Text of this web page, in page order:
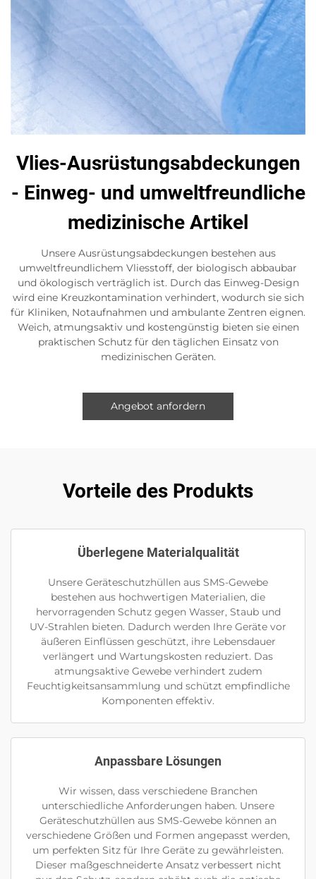
Vlies-Ausrüstungsabdeckungen
- Einweg- und umweltfreundliche
medizinische Artikel
Unsere Ausrüstungsabdeckungen bestehen aus
umweltfreundlichem Vliesstoff, der biologisch abbaubar
und ökologisch verträglich ist. Durch das Einweg-Design
wird eine Kreuzkontamination verhindert, wodurch sie sich
für Kliniken, Notaufnahmen und ambulante Zentren eignen.
Weich, atmungsaktiv und kostengünstig bieten sie einen
praktischen Schutz für den täglichen Einsatz von
medizinischen Geräten.
Angebot anfordern
Vorteile des Produkts
Überlegene Materialqualität
Unsere Geräteschutzhüllen aus SMS-Gewebe
bestehen aus hochwertigen Materialien, die
hervorragenden Schutz gegen Wasser, Staub und
UV-Strahlen bieten. Dadurch werden Ihre Geräte vor
äußeren Einflüssen geschützt, ihre Lebensdauer
verlängert und Wartungskosten reduziert. Das
atmungsaktive Gewebe verhindert zudem
Feuchtigkeitsansammlung und schützt empfindliche
Komponenten effektiv.
Anpassbare Lösungen
Wir wissen, dass verschiedene Branchen
unterschiedliche Anforderungen haben. Unsere
Geräteschutzhüllen aus SMS-Gewebe können an
verschiedene Größen und Formen angepasst werden,
um perfekten Sitz für Ihre Geräte zu gewährleisten.
Dieser maßgeschneiderte Ansatz verbessert nicht